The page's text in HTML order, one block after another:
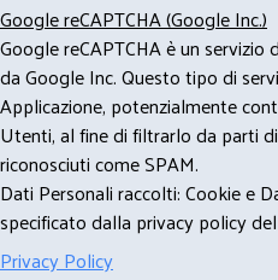
Google reCAPTCHA (Google Inc.)
Google reCAPTCHA è un
da Google Inc. Questo tipo di
Applicazione, potenzialmente
Utenti, al fine di filtrarlo da parti
riconosciuti come SPAM.
Dati Personali raccolti: Cookie e
specificato dalla privacy policy
Privacy Policy